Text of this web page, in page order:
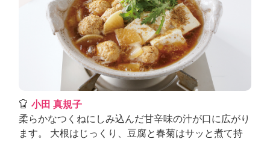
小田 真規子
柔らかなつくねにしみ込んだ甘辛味の汁が口に広がり
ます。 大根はじっくり、豆腐と春菊はサッと煮て持